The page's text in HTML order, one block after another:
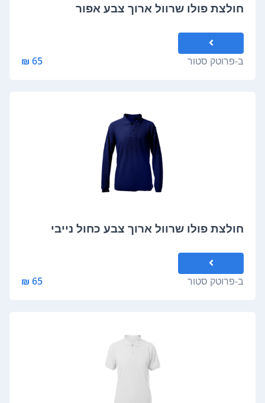
חולצת פולו שרוול ארוך צבע אפור
ב-פרוטק סטור 65 ₪
חולצת פולו שרוול ארוך צבע כחול נייבי
ב-פרוטק סטור 65 ₪